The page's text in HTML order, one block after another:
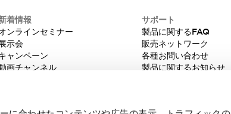
着情報
ンラインセミナー
示会
ャンペーン
画チャンネル
ニュースレター
サポート
製品に関するFAQ
販売ネットワーク
各種お問い合わせ
製品に関するお知らせ